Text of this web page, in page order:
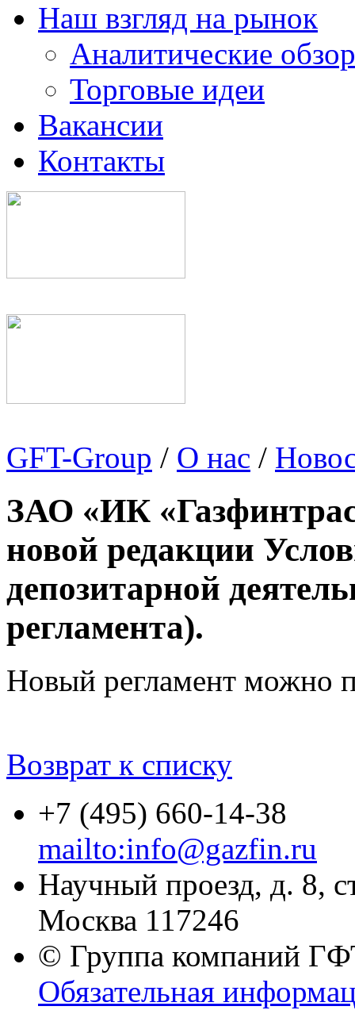
Наш взгляд на рынок
Аналитические
Торговые идеи
Вакансии
Контакты
GFT-Group / О нас /
ЗАО «ИК
новой редакции
депозитарной
регламента).
Новый регламент можно
Возврат к списку
+7 (495) 660-14-38
mailto:info@gazfin.ru
Научный проезд, д. 8,
Москва 117246
© Группа компаний
Обязательная